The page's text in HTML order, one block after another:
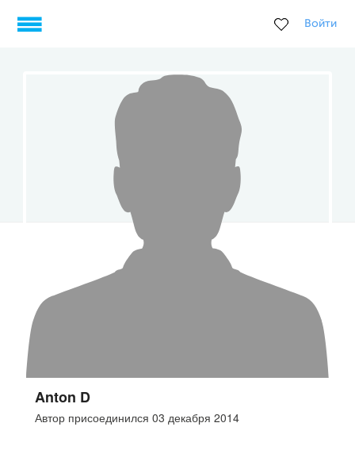
Войти
Anton D
Автор присоединился 03 декабря 2014